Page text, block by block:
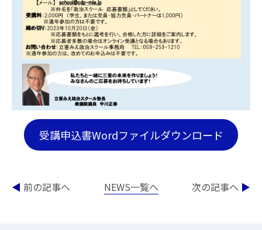
受講申込書Wordファイルダウンロード
◀ 前の記事へ NEWS一覧へ 次の記事へ ▶